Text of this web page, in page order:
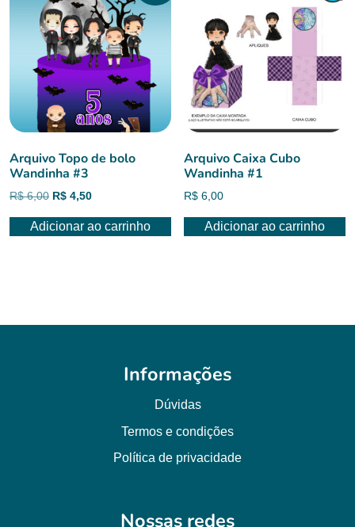
Arquivo Topo de bolo
Wandinha #3
R$6,00 O
original
R$ 4,50O
atual
Adicionar ao carrinho
Arquivo Caixa Cubo
Wandinha #1
R$ 6,00
Adicionar ao carrinho
Informações
Dúvidas
Termos e condições
Política de privacidade
Nossas redes